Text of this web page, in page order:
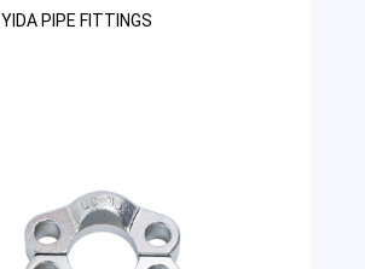
YIDA PIPE FITTINGS